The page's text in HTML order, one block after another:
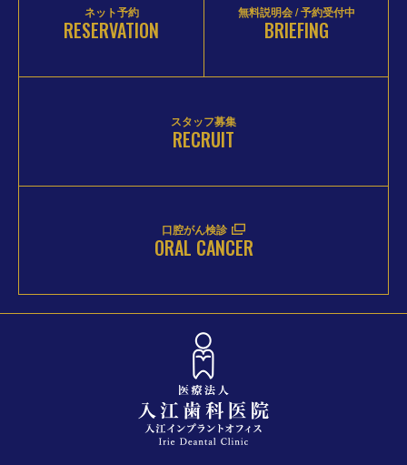
ネット予約
RESERVATION
無料説明会 / 予約受付中
BRIEFING
スタッフ募集
RECRUIT
口腔がん検診
ORAL CANCER